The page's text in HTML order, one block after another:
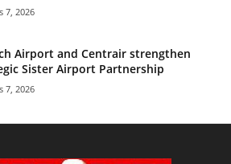
7, 2026
Airport and Centrair strengthen
Sister Airport Partnership
7, 2026